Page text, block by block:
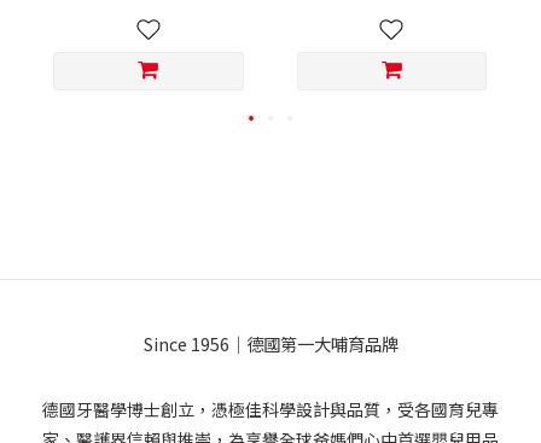
Since 1956｜德國第一大哺育品牌
德國牙醫學博士創立，憑極佳科學設計與品質，受各國育兒專